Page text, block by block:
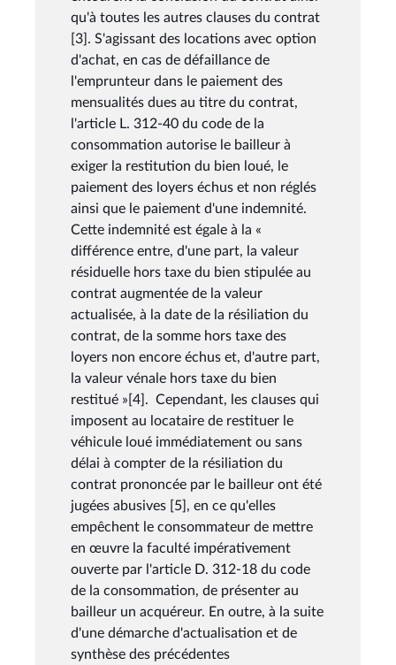
qu'à toutes les autres clauses du contrat
[3]. S'agissant des locations avec option
d'achat, en cas de défaillance de
l'emprunteur dans le paiement des
mensualités dues au titre du contrat,
l'article L. 312-40 du code de la
consommation autorise le bailleur à
exiger la restitution du bien loué, le
paiement des loyers échus et non réglés
ainsi que le paiement d'une indemnité.
Cette indemnité est égale à la «
différence entre, d'une part, la valeur
résiduelle hors taxe du bien stipulée au
contrat augmentée de la valeur
actualisée, à la date de la résiliation du
contrat, de la somme hors taxe des
loyers non encore échus et, d'autre part,
la valeur vénale hors taxe du bien
restitué »[4]. Cependant, les clauses qui
imposent au locataire de restituer le
véhicule loué immédiatement ou sans
délai à compter de la résiliation du
contrat prononcée par le bailleur ont été
jugées abusives [5], en ce qu'elles
empêchent le consommateur de mettre
en œuvre la faculté impérativement
ouverte par l'article D. 312-18 du code
de la consommation, de présenter au
bailleur un acquéreur. En outre, à la suite
d'une démarche d'actualisation et de
synthèse des précédentes